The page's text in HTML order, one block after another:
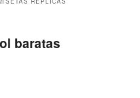
baratas